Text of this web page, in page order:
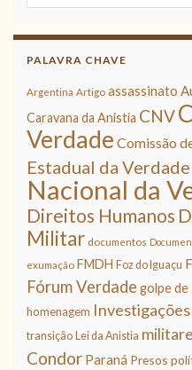
PALAVRA CHAVE
Argentina Artigo assassinato
Caravana da Anistia CNV
Verdade Comissão
Estadual da Verdade
Nacional da
Direitos Humanos
Militar documentos
exumação FMDH Foz do Iguaçu
Fórum Verdade golpe de
homenagem Investigações
transição Lei da Anistia
Condor Paraná Presos